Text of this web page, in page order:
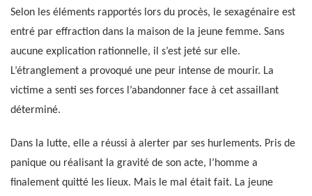
Selon les éléments rapportés lors du procès, le sexagénaire est
entré par effraction dans la maison de la jeune femme. Sans
aucune explication rationnelle, il s’est jeté sur elle.
L’étranglement a provoqué une peur intense de mourir. La
victime a senti ses forces l’abandonner face à cet assaillant
déterminé.
Dans la lutte, elle a réussi à alerter par ses hurlements. Pris de
panique ou réalisant la gravité de son acte, l’homme a
finalement quitté les lieux. Mais le mal était fait. La jeune